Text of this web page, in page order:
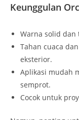
Keunggulan
Warna solid
Tahan cuaca
eksterior.
Aplikasi mudah
semprot.
Cocok untuk